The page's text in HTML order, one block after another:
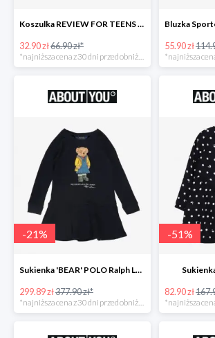
Koszulka REVIEW FOR TEENS -51%
32.90 zł66.90 zł*
*najniższa cena z 30 dni przed obniżką
55.90 zł
-21%
Sukienka 'BEAR' POLO Ralph Lauren -21%
299.89 zł377.90 zł*
-51%
82.90 zł